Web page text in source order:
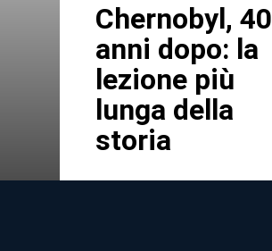
Chernobyl, 40
anni dopo: la
lezione più
lunga della
storia